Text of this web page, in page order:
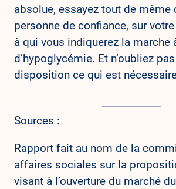
absolue, essayez tout de même
personne de confiance, sur
à qui vous indiquerez la marche
d’hypoglycémie. Et n’oubliez
disposition ce qui est
Sources :
Rapport fait au nom de la
affaires sociales sur la
visant à l’ouverture du marché